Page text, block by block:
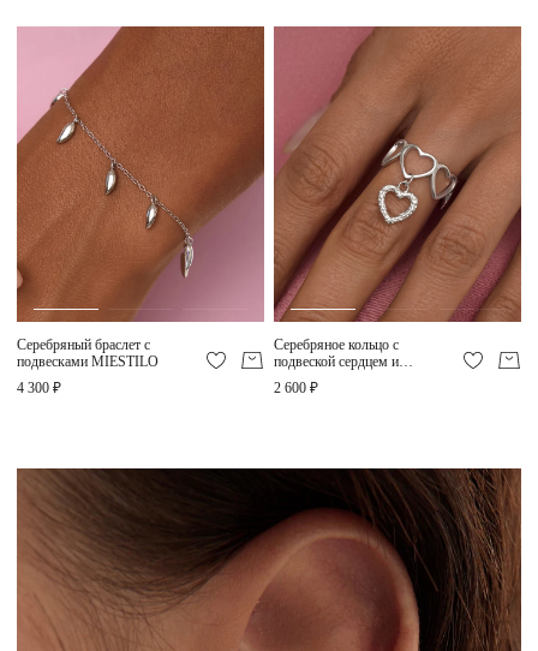
Серебряный браслет с
подвесками MIESTILO
4 300 ₽
Cеребряное кольцо с
подвеской сердцем и
фианитами MIESTILO
2 600 ₽